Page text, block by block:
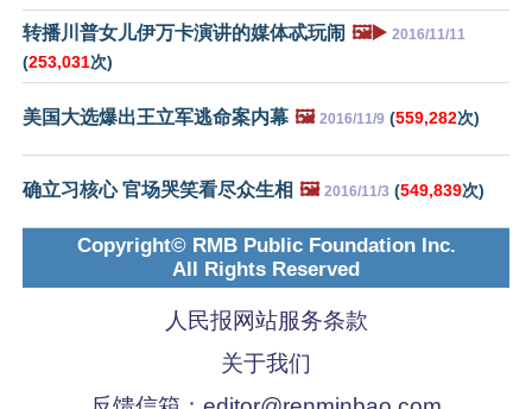
转播川普女儿伊万卡演讲的媒体忒玩闹 🖼️▶️ 2016/11/11
(253,031次)
美国大选爆出王立军逃命案内幕 🖼️ 2016/11/9 (559,282次)
确立习核心 官场哭笑看尽众生相 🖼️ 2016/11/3 (549,839次)
Copyright© RMB Public Foundation Inc.
All Rights Reserved
人民报网站服务条款
关于我们